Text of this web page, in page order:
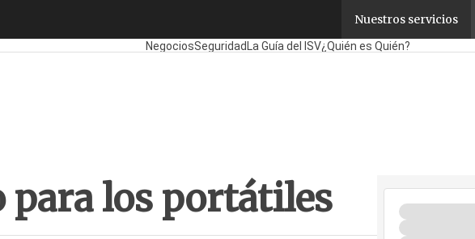
Nuestros servicios
CorporateRetailCloudMovilidad
NegociosSeguridad La Guía del ISV¿Quién es Quién?
para los portátiles